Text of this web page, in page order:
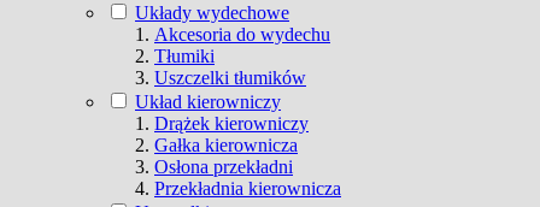
Układy wydechowe
Akcesoria do wydechu
Tłumiki
Uszczelki tłumików
Układ kierowniczy
Drążek kierowniczy
Gałka kierownicza
Osłona przekładni
Przekładnia kierownicza